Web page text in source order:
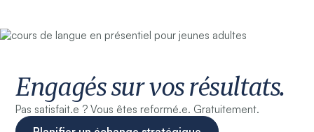
Engagés sur vos résultats.
Pas satisfait.e ? Vous êtes reformé.e. Gratuitement.